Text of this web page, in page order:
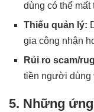
dùng có thể mất
Thiếu quản lý:
gia công nhận
Rủi ro scam/
tiền người dùng
5. Những